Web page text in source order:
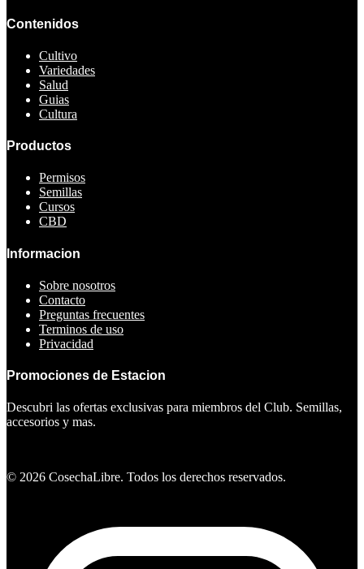
Contenidos
Cultivo
Variedades
Salud
Guias
Cultura
Productos
Permisos
Semillas
Cursos
CBD
Informacion
Sobre nosotros
Contacto
Preguntas frecuentes
Terminos de uso
Privacidad
Promociones de Estacion
Descubri las ofertas exclusivas para miembros del Club. Semillas,
accesorios y mas.
© 2026 CosechaLibre. Todos los derechos reservados.